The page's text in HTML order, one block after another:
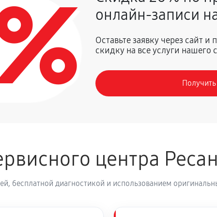
стабилизатора напряжения
1350 руб
2250 руб
онлайн-записи
Оставьте заявку через сайт
скидку на все услуги нашего
центра
бесплатной диагностикой и использованием